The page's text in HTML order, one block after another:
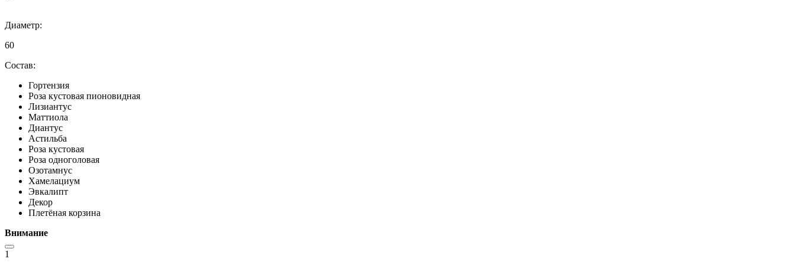
Диаметр:
60
Состав:
Гортензия
Роза кустовая пионовидная
Лизиантус
Маттиола
Диантус
Астильба
Роза кустовая
Роза одноголовая
Озотамнус
Хамелациум
Эвкалипт
Декор
Плетёная корзина
Внимание
1